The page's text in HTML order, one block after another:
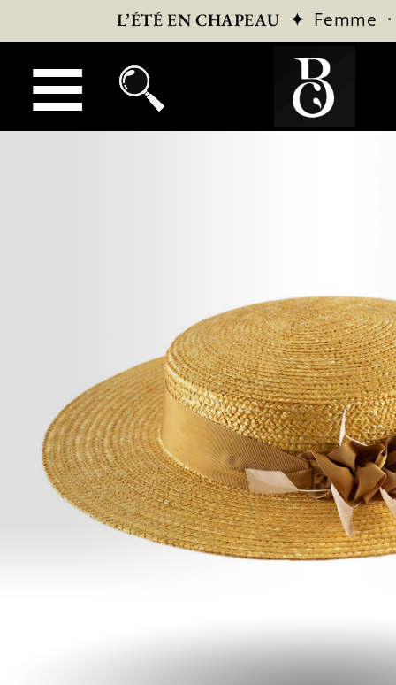
L’ÉTÉ EN CHAPEAU ✦ Femme